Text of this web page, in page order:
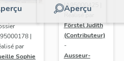
|
par
Sophie
Aperçu
IA95000425 |
Réalisé par
Förstel Judith
(Contributeur)
-
Ausseur-